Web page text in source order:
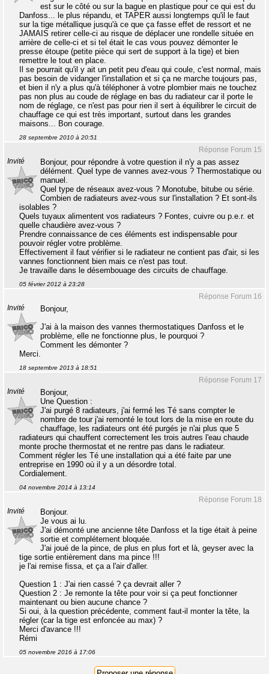
est sur le côté ou sur la bague en plastique pour ce qui est du
Danfoss... le plus répandu, et TAPER aussi longtemps qu'il le faut
sur la tige métallique jusqu'à ce que ça fasse effet de ressort et ne
JAMAIS retirer celle-ci au risque de déplacer une rondelle située en
arrière de celle-ci et si tel était le cas vous pouvez démonter le
presse étoupe (petite pièce qui sert de support à la tige) et bien
remettre le tout en place.
Il se pourrait qu'il y ait un petit peu d'eau qui coule, c'est normal, mais
pas besoin de vidanger l'installation et si ça ne marche toujours pas,
et bien il n'y a plus qu'à téléphoner à votre plombier mais ne touchez
pas non plus au coude de réglage en bas du radiateur car il porte le
nom de réglage, ce n'est pas pour rien il sert à équilibrer le circuit de
chauffage ce qui est très important, surtout dans les grandes
maisons... Bon courage.
28 septembre 2010 à 20:51
Réponse Forum 15
Invité
Bonjour, pour répondre à votre question il n'y a pas assez
délément. Quel type de vannes avez-vous ? Thermostatique ou
manuel.
Quel type de réseaux avez-vous ? Monotube, bitube ou série.
Combien de radiateurs avez-vous sur l'installation ? Et sont-ils
isolables ?
Quels tuyaux alimentent vos radiateurs ? Fontes, cuivre ou p.e.r. et
quelle chaudière avez-vous ?
Prendre connaissance de ces éléments est indispensable pour
pouvoir régler votre problème.
Effectivement il faut vérifier si le radiateur ne contient pas d'air, si les
vannes fonctionnent bien mais ce n'est pas tout.
Je travaille dans le désembouage des circuits de chauffage.
05 février 2012 à 23:28
Réponse Forum 16
Invité
Bonjour,
J'ai à la maison des vannes thermostatiques Danfoss et le
problème, elle ne fonctionne plus, le pourquoi ?
Comment les démonter ?
Merci.
18 septembre 2013 à 18:51
Réponse Forum 17
Invité
Bonjour,
Une Question :
J'ai purgé 8 radiateurs, j'ai fermé les Té sans compter le
nombre de tour j'ai remonté le tout lors de la mise en route du
chauffage, les radiateurs ont été purgés je n'ai plus que 5
radiateurs qui chauffent correctement les trois autres l'eau chaude
monte proche thermostat et ne rentre pas dans le radiateur.
Comment régler les Té une installation qui a été faite par une
entreprise en 1990 où il y a un désordre total.
Cordialement.
04 novembre 2014 à 13:14
Réponse Forum 18
Invité
Bonjour.
Je vous ai lu.
J'ai démonté une ancienne tête Danfoss et la tige était à peine
sortie et complétement bloquée.
J'ai joué de la pince, de plus en plus fort et là, geyser avec la
tige sortie entièrement dans ma pince !!!
je l'ai remise fissa, et ça a l'air d'aller.
Question 1 : J'ai rien cassé ? ça devrait aller ?
Question 2 : Je remonte la tête pour voir si ça peut fonctionner
maintenant ou bien aucune chance ?
Si oui, à la question précédente, comment faut-il monter la tête, la
régler (car la tige est enfoncée au max) ?
Merci d'avance !!!
Rémi
05 novembre 2016 à 17:06